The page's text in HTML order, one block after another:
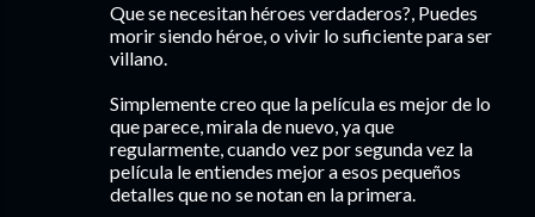
Que se necesitan héroes verdaderos?, Puedes
morir siendo héroe, o vivir lo suficiente para ser
villano.
Simplemente creo que la película es mejor de lo
que parece, mirala de nuevo, ya que
regularmente, cuando vez por segunda vez la
película le entiendes mejor a esos pequeños
detalles que no se notan en la primera.